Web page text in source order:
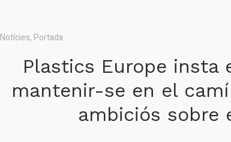
Notícies, Portada
Plastics Europe insta
mantenir-se en el
ambiciós sobre